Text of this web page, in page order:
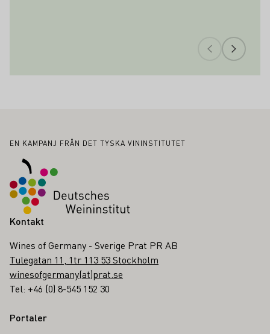
Sidfot
EN KAMPANJ FRÅN DET TYSKA VININSTITUTET
Kontakt
Wines of Germany - Sverige Prat PR AB
Tulegatan 11, 1tr 113 53 Stockholm
winesofgermany(at)prat.se
Tel: +46 (0) 8-545 152 30
Portaler